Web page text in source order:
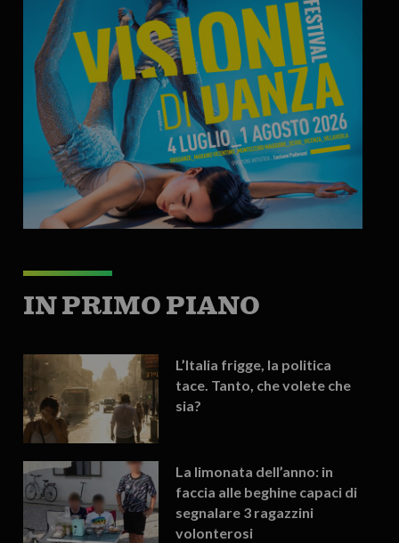
IN PRIMO PIANO
L’Italia frigge, la politica
tace. Tanto, che volete che
sia?
La limonata dell’anno: in
faccia alle beghine capaci di
segnalare 3 ragazzini
volonterosi